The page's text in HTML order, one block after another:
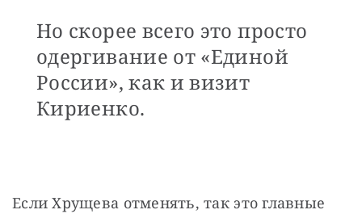
Но скорее всего это просто
одергивание от «Единой
России», как и визит
Кириенко.
Если Хрущева отменять, так это главные